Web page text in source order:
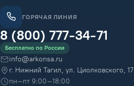
ГОРЯЧАЯ ЛИНИЯ
8 (800) 777-34-71
Бесплатно по России
info@arkonsa.ru
г. Нижний Тагил, ул. Циолковского, 17
пн–пт 9:00–18:00